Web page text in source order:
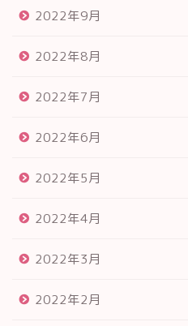
2022年9月
2022年8月
2022年7月
2022年6月
2022年5月
2022年4月
2022年3月
2022年2月